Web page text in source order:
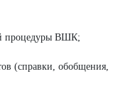
процедуры ВШК;
(справки, обобщения,